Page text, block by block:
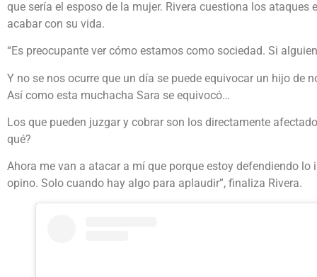
que sería el esposo de la mujer. Rivera cuestiona los
acabar con su vida.
“Es preocupante ver cómo estamos como sociedad. Si
Y no se nos ocurre que un día se puede equivocar un hijo
Así como esta muchacha Sara se equivocó…
Los que pueden juzgar y cobrar son los directamente
qué?
Ahora me van a atacar a mí que porque estoy defendiendo
opino. Solo cuando hay algo para aplaudir”, finaliza Rivera.